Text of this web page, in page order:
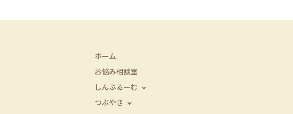
ホーム
お悩み相談室
しんぷるーむ
つぶやき